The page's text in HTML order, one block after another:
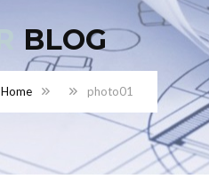
BLOG
Home photo01